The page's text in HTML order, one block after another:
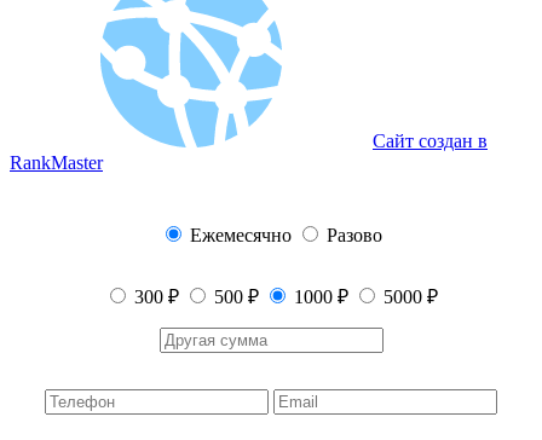
Сайт создан в
RankMaster
Ежемесячно Разово
300 ₽ 500 ₽ 1000 ₽ 5000 ₽